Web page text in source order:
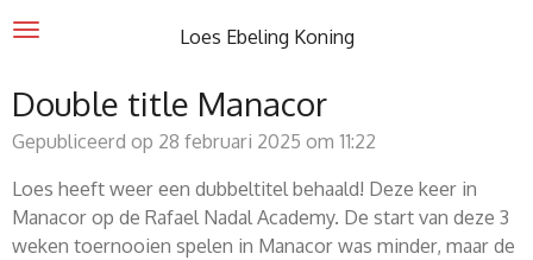
Ga
de
hoofdinhoud
Loes Ebeling Koning
Double title Manacor
Gepubliceerd op 28 februari 2025 om 11:22
Loes heeft weer een dubbeltitel behaald! Deze keer in
Manacor op de Rafael Nadal Academy. De start van deze 3
weken toernooien spelen in Manacor was minder, maar de